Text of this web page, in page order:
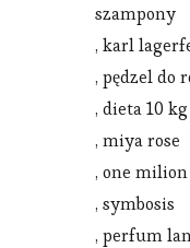
szampony
, karl
, pędzel do
, dieta 10
, miya rose
, one
, symbosis
, perfum